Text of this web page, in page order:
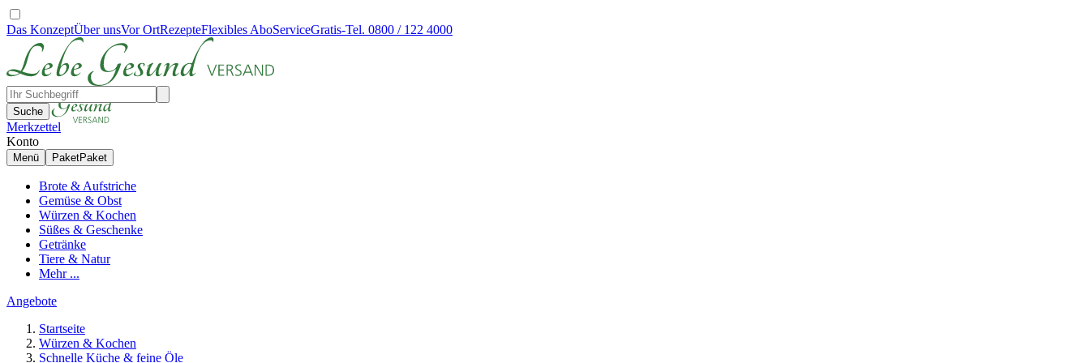
Das KonzeptÜber unsVor OrtRezepteFlexibles AboServiceGratis-Tel. 0800 / 122 4000
Suche
Merkzettel
Konto
Menü PaketPaket
Brote & Aufstriche
Gemüse & Obst
Würzen & Kochen
Süßes & Geschenke
Getränke
Tiere & Natur
Mehr ...
Angebote
Startseite
Würzen & Kochen
Schnelle Küche & feine Öle